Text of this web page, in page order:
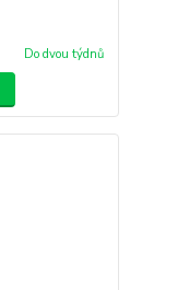
Do dvou týdnů